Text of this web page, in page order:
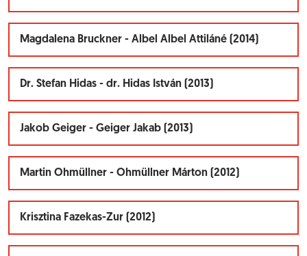
Magdalena Bruckner - Albel Albel Attiláné (2014)
Dr. Stefan Hidas - dr. Hidas István (2013)
Jakob Geiger - Geiger Jakab (2013)
Martin Ohmüllner - Ohmüllner Márton (2012)
Krisztina Fazekas-Zur (2012)